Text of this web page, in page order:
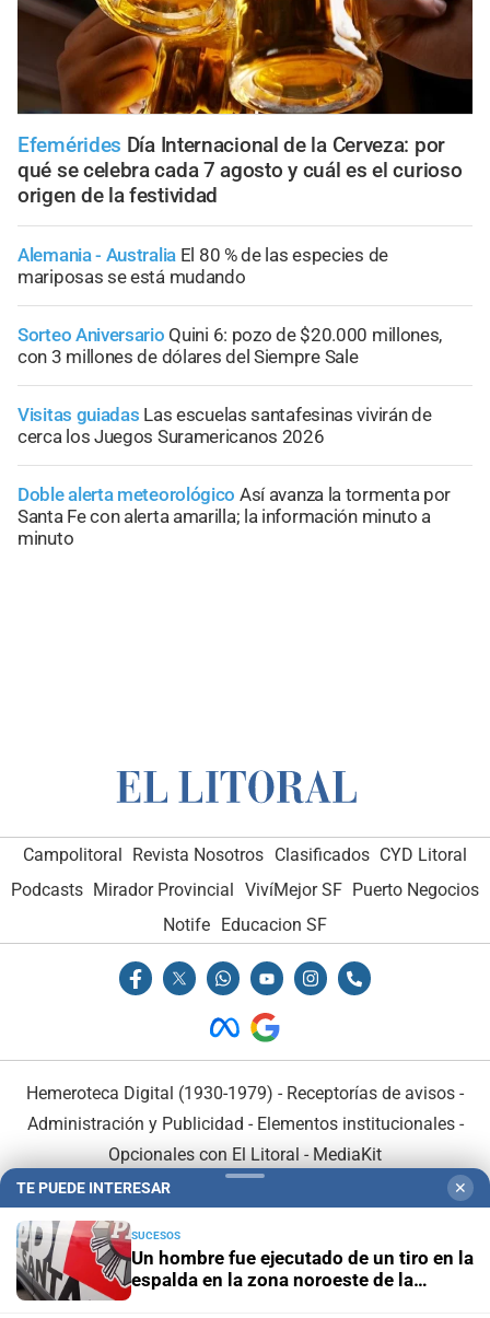
Efemérides Día Internacional de la Cerveza: por
qué se celebra cada 7 agosto y cuál es el curioso
origen de la festividad
Alemania - Australia El 80 % de las especies de
mariposas se está mudando
Sorteo Aniversario Quini 6: pozo de $20.000 millones,
con 3 millones de dólares del Siempre Sale
Visitas guiadas Las escuelas santafesinas vivirán de
cerca los Juegos Suramericanos 2026
Doble alerta meteorológico Así avanza la tormenta por
Santa Fe con alerta amarilla; la información minuto a
minuto
Campolitoral Revista Nosotros Clasificados CYD Litoral
Podcasts Mirador Provincial VivíMejor SF Puerto Negocios
Notife
Educacion SF
Hemeroteca Digital (1930-1979) - Receptorías de avisos -
Administración y Publicidad - Elementos institucionales-
Opcionales con El Litoral - MediaKit
TE PUEDE INTERESAR ✕
SUCESOS
Un hombre fue ejecutado de un tiro en la
espalda en la zona noroeste de la